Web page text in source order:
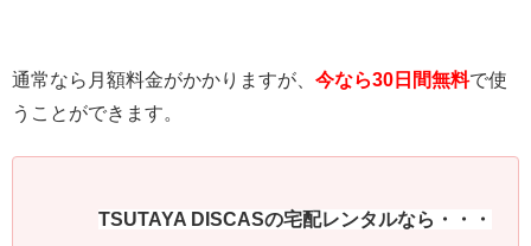
通常なら月額料金がかかりますが、 今なら30日間無料で使
うことができます。
TSUTAYA DISCASの宅配レンタルなら・・・